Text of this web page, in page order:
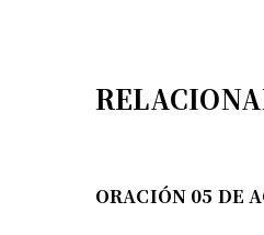
ORACIÓN 05 DE